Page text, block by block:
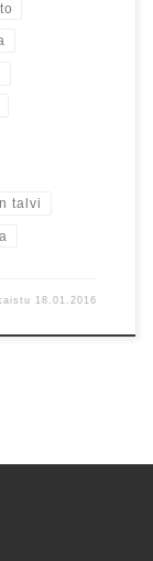
talvi
18.01.2016